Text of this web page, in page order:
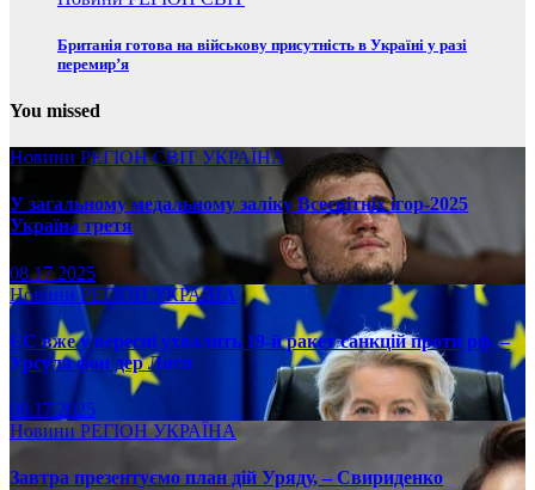
Британія готова на військову присутність в Україні у разі
перемир’я
You missed
Новини РЕГІОНСВІТ УКРАЇНА
У загальному медальному заліку Всесвітніх ігор-2025
Україна третя
08.17.2025
НовиниРЕГІОН УКРАЇНА
ЄС вже у вересні ухвалить 19-й ракет санкцій проти рф, –
Урсула фон дер Ляєн
08.17.2025
Новини РЕГІОН УКРАЇНА
Завтра презентуємо план дій Уряду, – Свириденко